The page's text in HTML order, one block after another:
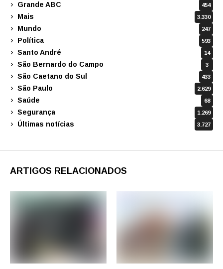
Grande ABC 454
Mais 3.330
Mundo 247
Política 593
Santo André 14
São Bernardo do Campo 3
São Caetano do Sul 433
São Paulo 2.629
Saúde 68
Segurança 1.269
Últimas notícias 3.727
ARTIGOS RELACIONADOS